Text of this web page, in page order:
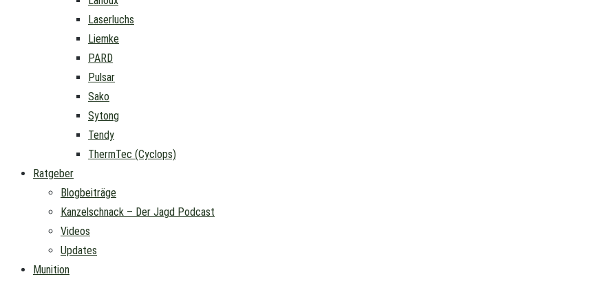
Laserluchs
Liemke
PARD
Pulsar
Sako
Sytong
Tendy
ThermTec (Cyclops)
Ratgeber
Blogbeiträge
Kanzelschnack – Der Jagd Podcast
Videos
Updates
Munition